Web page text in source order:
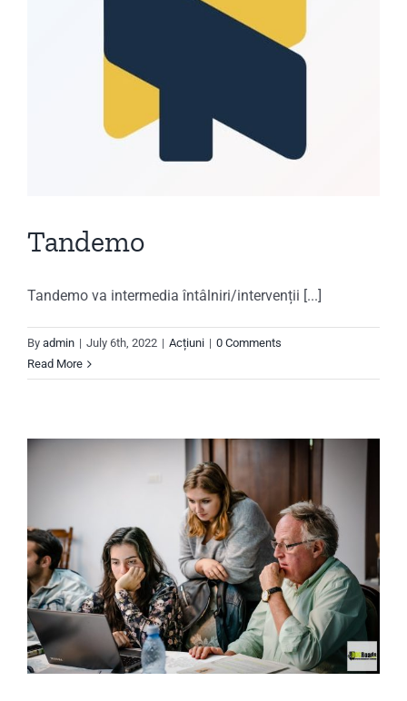
Tandemo
Tandemo va intermedia întâlniri/intervenții [...]
By admin | July 6th, 2022 | Acțiuni | 0 Comments
Read More